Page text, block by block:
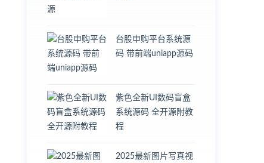
台股申购平台系统源
码 带前端uniapp源码
紫色全新UI数码盲盒
系统源码 全开源附教
程
2025最新图片写真视